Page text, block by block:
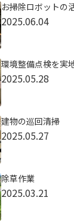
お掃除ロボットの
2025.06.04
環境整備点検を実
2025.05.28
建物の巡回清掃
2025.05.27
除草作業
2025.03.21